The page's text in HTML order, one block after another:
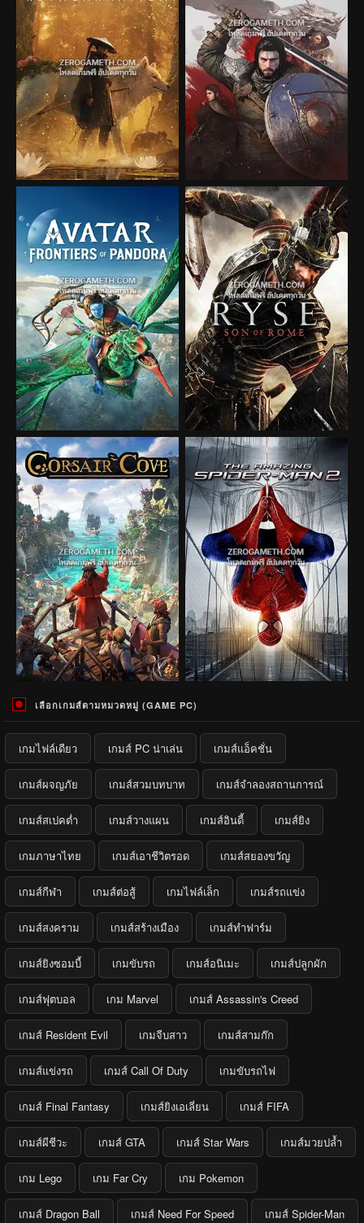
เลือกเกมส์ตามหมวดหมู่ (GAME PC)
เกมไฟล์เดียว เกมส์ PC น่าเล่น เกมส์แอ็คชั่น
เกมส์ผจญภัย เกมส์สวมบทบาท เกมส์จำลองสถานการณ์
เกมส์สเปคต่ำ เกมส์วางแผน เกมส์อินดี้ เกมส์ยิง
เกมภาษาไทย เกมส์เอาชีวิตรอด เกมส์สยองขวัญ
เกมส์กีฬา เกมส์ต่อสู้ เกมไฟล์เล็ก เกมส์รถแข่ง
เกมส์สงคราม เกมส์สร้างเมือง เกมส์ทำฟาร์ม
เกมส์ยิงซอมบี้ เกมขับรถ เกมส์อนิเมะ เกมส์ปลูกผัก
เกมส์ฟุตบอล เกม Marvel เกมส์ Assassin's Creed
เกมส์ Resident Evil เกมจีบสาว เกมส์สามก๊ก
เกมส์แข่งรถ เกมส์ Call Of Duty เกมขับรถไฟ
เกมส์ Final Fantasy เกมส์ยิงเอเลี่ยน เกมส์ FIFA
เกมส์ผีชีวะ เกมส์ GTA เกมส์ Star Wars เกมส์มวยปล้ำ
เกม Lego เกม Far Cry เกม Pokemon
เกมส์ Dragon Ball เกมส์ Need For Speed เกมส์ Spider-Man